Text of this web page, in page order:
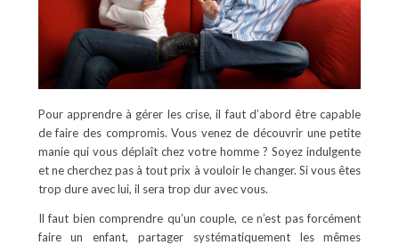
Pour apprendre à gérer les crise, il faut d’abord être capable
de faire des compromis. Vous venez de découvrir une petite
manie qui vous déplaît chez votre homme ? Soyez indulgente
et ne cherchez pas à tout prix à vouloir le changer. Si vous êtes
trop dure avec lui, il sera trop dur avec vous.
Il faut bien comprendre qu’un couple, ce n’est pas forcément
faire un enfant, partager systématiquement les mêmes